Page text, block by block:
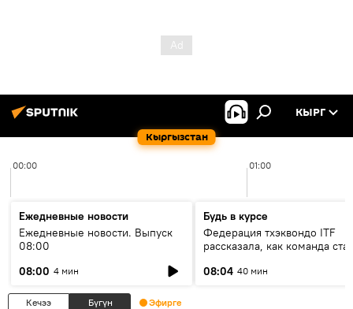
Кыргызстан
КЫРГ
00:00 01:00
Ежедневные новости
Ежедневные новости. Выпуск
08:00
08:00 4 мин
Будь в курсе
Федерация тхэквондо ITF
рассказала, как команда
08:04 40 мин
Кечээ Бүгүн Эфирге